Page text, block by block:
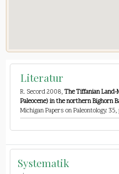
Literatur
R. Secord 2008, The Tiffanian Land-
Paleocene) in the northern Bighorn
Michigan Papers on Paleontology. 35,
Systematik